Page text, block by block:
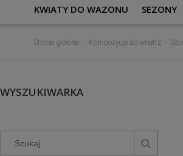
KWIATY DO WAZONU SEZONY
Strona główna Kompozycje do wnętrz
WYSZUKIWARKA